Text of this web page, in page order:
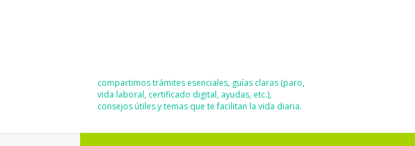
compartimos trámites esenciales, guías claras (paro,
vida laboral, certificado digital, ayudas, etc.),
consejos útiles y temas que te facilitan la vida diaria.